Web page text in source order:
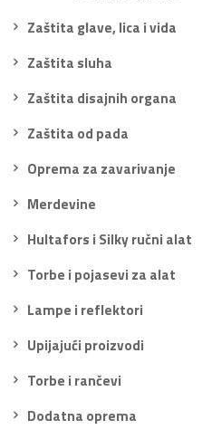
Zaštita glave, lica i vida
Zaštita sluha
Zaštita disajnih organa
Zaštita od pada
Oprema za zavarivanje
Merdevine
Hultafors i Silky ručni alat
Torbe i pojasevi za alat
Lampe i reflektori
Upijajući proizvodi
Torbe i rančevi
Dodatna oprema